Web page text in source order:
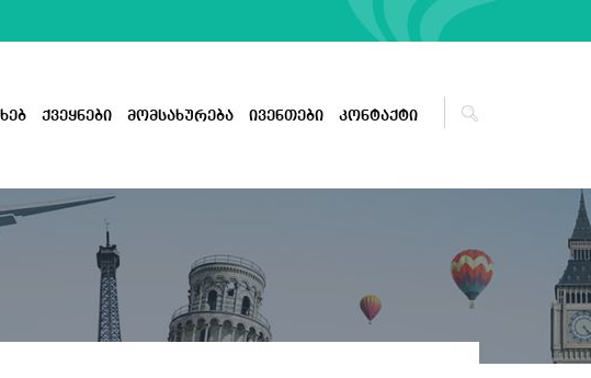
ქვეყნები მომსახურება ივენთები კონტაქტი